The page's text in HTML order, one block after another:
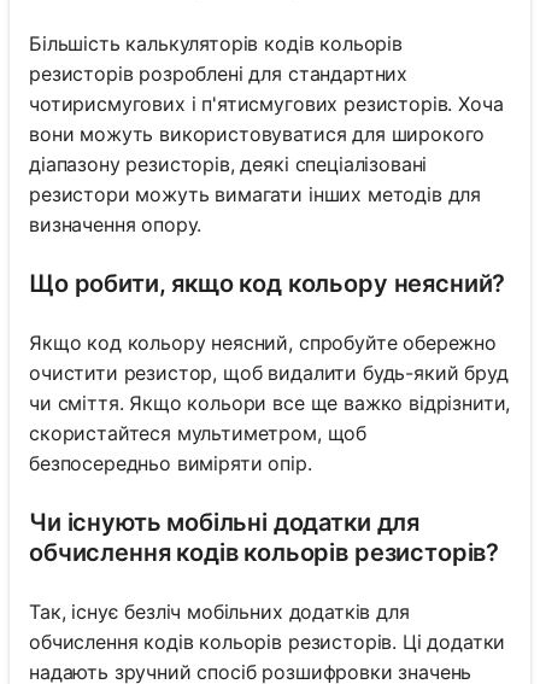
Більшість калькуляторів кодів кольорів
резисторів розроблені для стандартних
чотирисмугових і п'ятисмугових резисторів. Хоча
вони можуть використовуватися для широкого
діапазону резисторів, деякі спеціалізовані
резистори можуть вимагати інших методів для
визначення опору.
Що робити, якщо код кольору неясний?
Якщо код кольору неясний, спробуйте обережно
очистити резистор, щоб видалити будь-який бруд
чи сміття. Якщо кольори все ще важко відрізнити,
скористайтеся мультиметром, щоб
безпосередньо виміряти опір.
Чи існують мобільні додатки для
обчислення кодів кольорів резисторів?
Так, існує безліч мобільних додатків для
обчислення кодів кольорів резисторів. Ці додатки
надають зручний спосіб розшифровки значень